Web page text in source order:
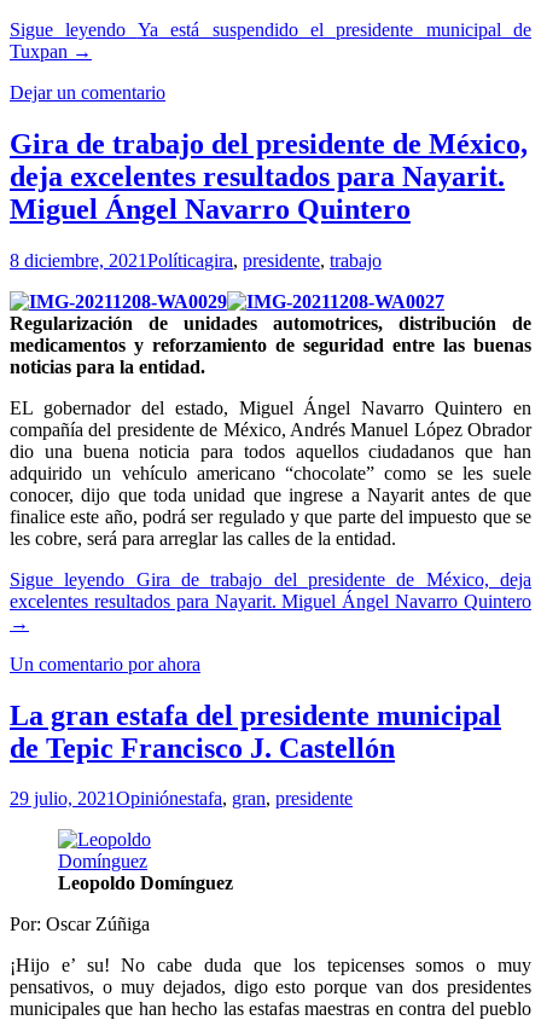
Sigue leyendo Ya está suspendido el presidente municipal de
Tuxpan →
Dejar un comentario
Gira de trabajo del presidente de México,
deja excelentes resultados para Nayarit.
Miguel Ángel Navarro Quintero
8 diciembre, 2021Políticagira, presidente, trabajo
Regularización de unidades automotrices, distribución de
medicamentos y reforzamiento de seguridad entre las buenas
noticias para la entidad.
EL gobernador del estado, Miguel Ángel Navarro Quintero en
compañía del presidente de México, Andrés Manuel López Obrador
dio una buena noticia para todos aquellos ciudadanos que han
adquirido un vehículo americano “chocolate” como se les suele
conocer, dijo que toda unidad que ingrese a Nayarit antes de que
finalice este año, podrá ser regulado y que parte del impuesto que se
les cobre, será para arreglar las calles de la entidad.
Sigue leyendo Gira de trabajo del presidente de México, deja
excelentes resultados para Nayarit. Miguel Ángel Navarro Quintero
→
Un comentario por ahora
La gran estafa del presidente municipal
de Tepic Francisco J. Castellón
29 julio, 2021Opiniónestafa, gran, presidente
Leopoldo Domínguez
Por: Oscar Zúñiga
¡Hijo e’ su! No cabe duda que los tepicenses somos o muy
pensativos, o muy dejados, digo esto porque van dos presidentes
municipales que han hecho las estafas maestras en contra del pueblo